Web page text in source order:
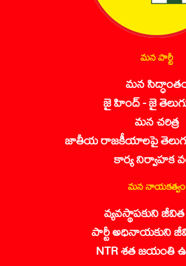
మన పార్టీ
మన
జై హింద్ - జై
మన చరిత్ర
జాతీయ రాజకీయాలపై
కార్య నిర్వాహక
మన నాయకత్వం
వ్యవస్థాపకుని
పార్టీ అధినాయకుని
NTR శత జయంతి